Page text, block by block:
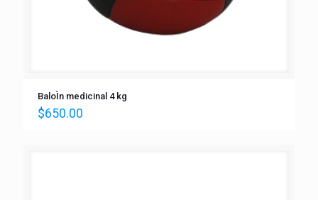
BaloÌn medicinal 4 kg
$650.00